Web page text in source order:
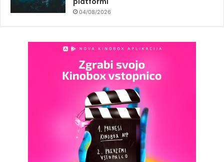
04/08/2026